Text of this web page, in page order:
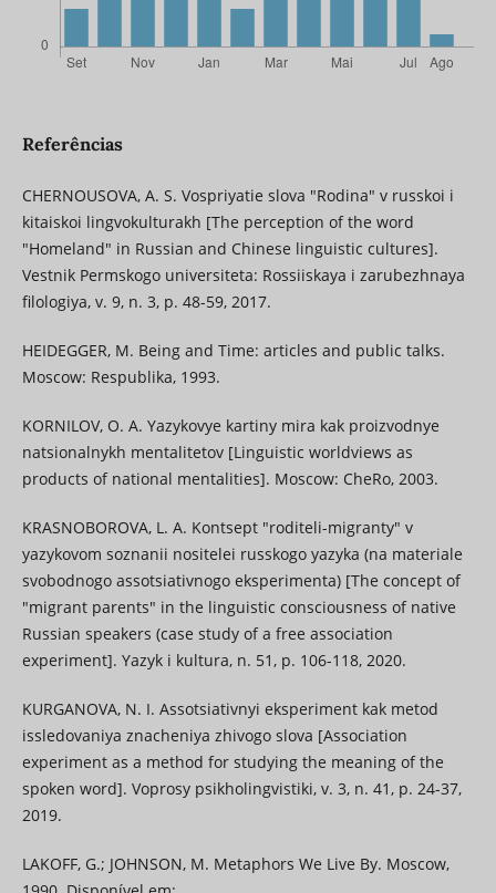
Referências
CHERNOUSOVA, A. S. Vospriyatie slova "Rodina" v russkoi i
kitaiskoi lingvokulturakh [The perception of the word
"Homeland" in Russian and Chinese linguistic cultures].
Vestnik Permskogo universiteta: Rossiiskaya i zarubezhnaya
filologiya, v. 9, n. 3, p. 48-59, 2017.
HEIDEGGER, M. Being and Time: articles and public talks.
Moscow: Respublika, 1993.
KORNILOV, O. A. Yazykovye kartiny mira kak proizvodnye
natsionalnykh mentalitetov [Linguistic worldviews as
products of national mentalities]. Moscow: CheRo, 2003.
KRASNOBOROVA, L. A. Kontsept "roditeli-migranty" v
yazykovom soznanii nositelei russkogo yazyka (na materiale
svobodnogo assotsiativnogo eksperimenta) [The concept of
"migrant parents" in the linguistic consciousness of native
Russian speakers (case study of a free association
experiment]. Yazyk i kultura, n. 51, p. 106-118, 2020.
KURGANOVA, N. I. Assotsiativnyi eksperiment kak metod
issledovaniya znacheniya zhivogo slova [Association
experiment as a method for studying the meaning of the
spoken word]. Voprosy psikholingvistiki, v. 3, n. 41, p. 24-37,
2019.
LAKOFF, G.; JOHNSON, M. Metaphors We Live By. Moscow,